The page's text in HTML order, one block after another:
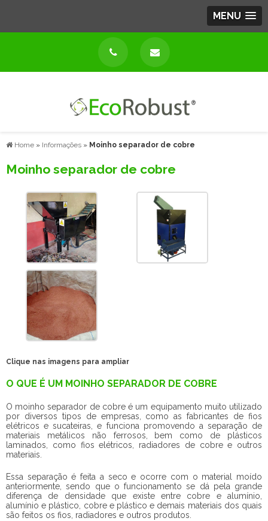
MENU
Home » Informações » Moinho separador de cobre
Moinho separador de cobre
Clique nas imagens para ampliar
O QUE É UM MOINHO SEPARADOR DE COBRE
O moinho separador de cobre é um equipamento muito utilizado
por diversos tipos de empresas, como as fabricantes de fios
elétricos e sucateiras, e funciona promovendo a separação de
materiais metálicos não ferrosos, bem como de plásticos
laminados, como fios elétricos, radiadores de cobre e outros
materiais.
Essa separação é feita a seco e ocorre com o material moído
anteriormente, sendo que o funcionamento se dá pela grande
diferença de densidade que existe entre cobre e alumínio,
alumínio e plástico, cobre e plástico e demais materiais dos quais
são feitos os fios, radiadores e outros produtos.